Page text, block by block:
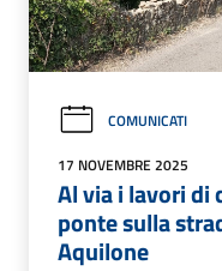
COMUNICATI
17 NOVEMBRE 2025
Al via i lavori di
ponte sulla
Aquilone